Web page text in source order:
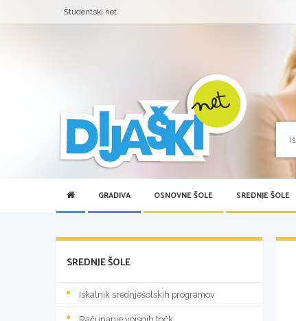
Študentski.net
GRADIVA OSNOVNE ŠOLE SREDNJE ŠOLE
SREDNJE ŠOLE
Iskalnik srednješolskih programov